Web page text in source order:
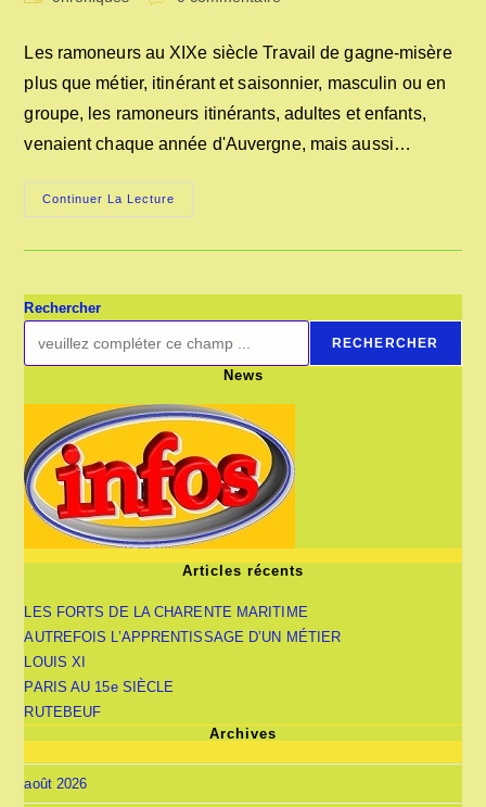
publication :
Les ramoneurs au XIXe siècle Travail de gagne-misère
plus que métier, itinérant et saisonnier, masculin ou en
groupe, les ramoneurs itinérants, adultes et enfants,
venaient chaque année d'Auvergne, mais aussi…
Continuer La Lecture
RAMONEURS
Rechercher
RECHERCHER
News
Articles récents
LES FORTS DE LA CHARENTE MARITIME
AUTREFOIS L’APPRENTISSAGE D’UN MÉTIER
LOUIS XI
PARIS AU 15e SIÈCLE
RUTEBEUF
Archives
août 2026